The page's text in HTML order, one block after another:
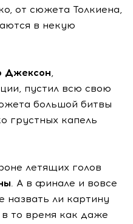
от сюжета Толкиена,
в некую
Джексон,
пустил всю свою
большой битвы
грустных капель
летящих голов
. А в финале и вовсе
назвать ли картину
то время как даже